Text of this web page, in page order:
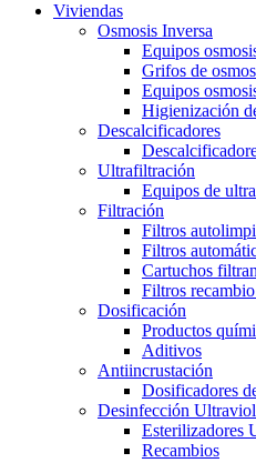
Viviendas
Osmosis Inversa
Equipos
Grifos de
Equipos
Higienización
Descalcificadores
Ultrafiltración
Equipos de
Filtración
Filtros
Filtros
Cartuchos
Filtros
Dosificación
Productos
Aditivos
Antiincrustación
Dosificadores
Desinfección
Esterilizadores
Recambios